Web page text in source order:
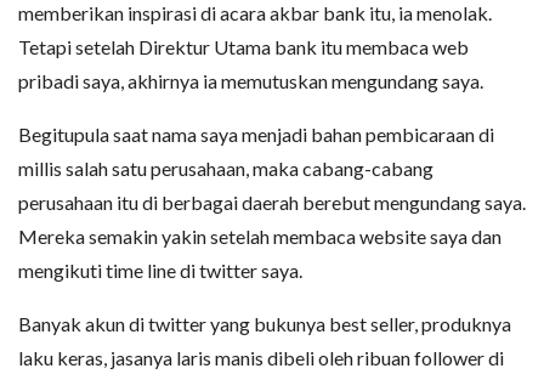
memberikan inspirasi di acara akbar bank itu, ia menolak.
Tetapi setelah Direktur Utama bank itu membaca web
pribadi saya, akhirnya ia memutuskan mengundang saya.
Begitupula saat nama saya menjadi bahan pembicaraan di
millis salah satu perusahaan, maka cabang-cabang
perusahaan itu di berbagai daerah berebut mengundang saya.
Mereka semakin yakin setelah membaca website saya dan
mengikuti time line di twitter saya.
Banyak akun di twitter yang bukunya best seller, produknya
laku keras, jasanya laris manis dibeli oleh ribuan follower di